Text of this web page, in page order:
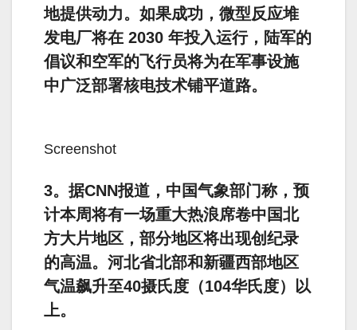
地提供动力。如果成功，微型反应堆
发电厂将在 2030 年投入运行，陆军的
倡议和空军的飞行员将为在军事设施
中广泛部署核电技术铺平道路。
Screenshot
3。据CNN报道，中国气象部门称，预
计本周将有一场重大热浪席卷中国北
方大片地区，部分地区将出现创纪录
的高温。河北省北部和新疆西部地区
气温飙升至40摄氏度（104华氏度）以
上。